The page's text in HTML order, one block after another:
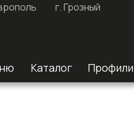
Профили
Каталог
г. Грозный